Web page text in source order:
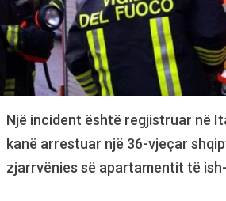
Një incident është regjistruar në
kanë arrestuar një 36-vjeçar
zjarrvënies së apartamentit të